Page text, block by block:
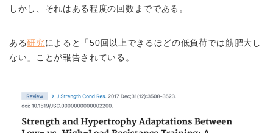
しかし、それはある程度の回数までである。
ある研究によると「50回以上できるほどの低負荷では筋肥大し
ない」ことが報告されている。